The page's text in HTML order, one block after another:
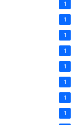
1
1
1
1
1
1
1
1